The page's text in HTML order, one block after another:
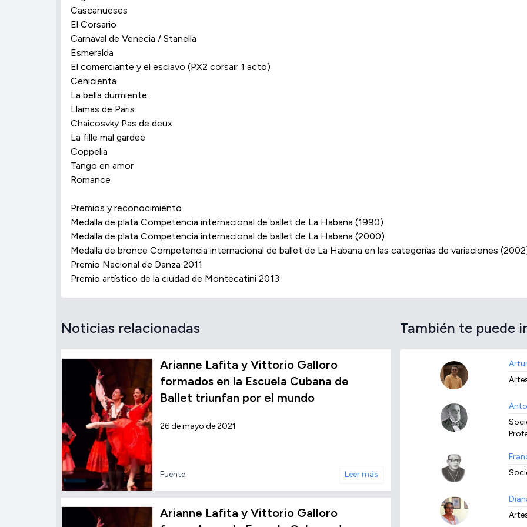
Cascanueses
El Corsario
Carnaval de Venecia / Stanella
Esmeralda
El comerciante y el esclavo (PX2 corsair 1 acto)
Cenicienta
La bella durmiente
Llamas de Paris.
Chaicosvky Pas de deux
La fille mal gardee
Coppelia
Tango en amor
Romance
Premios y reconocimiento
Medalla de plata Competencia internacional de ballet de La Habana (1990)
Medalla de plata Competencia internacional de ballet de La Habana (2000)
Medalla de bronce Competencia internacional de ballet de La Habana en las categorías de variaciones
Premio Nacional de Danza 2011
Premio artístico de la ciudad de Montecatini 2013
Noticias relacionadas
Arianne Lafita y Vittorio Galloro
formados en la Escuela Cubana de
Ballet triunfan por el mundo
26 de mayo de 2021
Fuente: Leer más
Arianne Lafita y Vittorio Galloro
También te puede